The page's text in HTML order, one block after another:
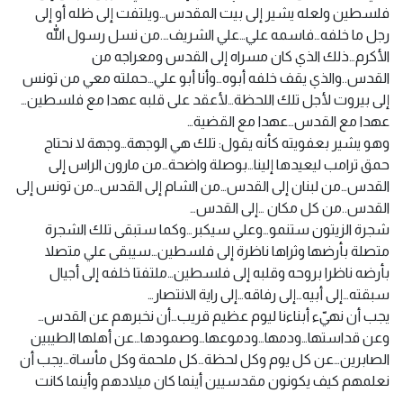
فلسطين ولعله يشير إلى بيت المقدس…ويلتفت إلى ظله أو إلى
رجل ما خلفه…فاسمه علي…علي الشريف….من نسل رسول الله
الأكرم…ذلك الذي كان مسراه إلى القدس ومعراجه من
القدس..والذي يقف خلفه أبوه…وأنا أبو علي…حملته معي من تونس
إلى بيروت لأجل تلك اللحظة…لأعقد على قلبه عهدا مع فلسطين…
عهدا مع القدس…عهدا مع القضية…
وهو يشير بعفويته كأنه يقول: تلك هي الوجهة…وجهة لا نحتاج
حمق ترامب ليعيدها إلينا…بوصلة واضحة…من مارون الراس إلى
القدس…من لبنان إلى القدس…من الشام إلى القدس…من تونس إلى
القدس..من كل مكان …إلى القدس…
شجرة الزيتون ستنمو…وعلي سيكبر…وكما ستبقى تلك الشجرة
متصلة بأرضها وثراها ناظرة إلى فلسطين…سيبقى علي متصلا
بأرضه ناظرا بروحه وقلبه إلى فلسطين…ملتفتا خلفه إلى أجيال
سبقته…إلى أبيه…إلى رفاقه…إلى راية الانتصار…
يجب أن نهيّء أبناءنا ليوم عظيم قريب…أن نخبرهم عن القدس…
وعن قداستها…ودمها…ودموعها…وصمودها…عن أهلها الطيبين
الصابرين…عن كل يوم وكل لحظة…كل ملحمة وكل مأساة…يجب أن
نعلمهم كيف يكونون مقدسيين أينما كان ميلادهم وأينما كانت